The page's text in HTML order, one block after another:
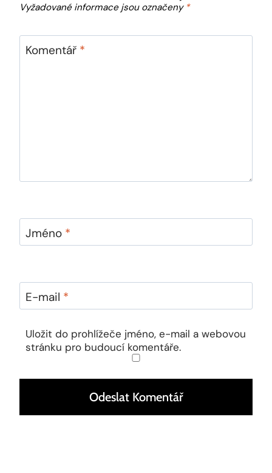
Vyžadované informace jsou označeny *
Komentář *
Jméno *
E-mail *
Uložit do prohlížeče jméno, e-mail a webovou
stránku pro budoucí komentáře.